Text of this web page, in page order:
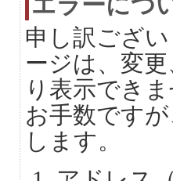
申し訳ござ
ージは、変
り表示でき
お手数です
します。